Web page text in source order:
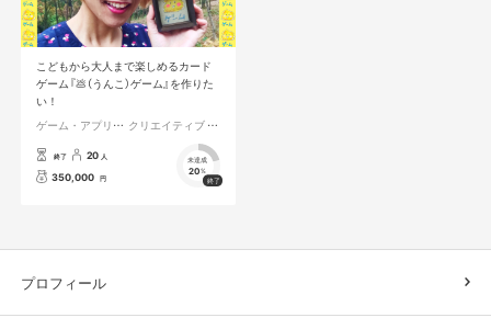
こどもから大人まで楽しめるカード
ゲーム『💩（うんこ）ゲーム』を作りた
い！
ゲーム・アプリ開発
クリエイティブ ファミリー
終了 20 人
350,000 円
未達成
20%
プロフィール